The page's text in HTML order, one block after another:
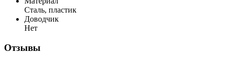
Сталь, пластик
Доводчик
Нет
Отзывы